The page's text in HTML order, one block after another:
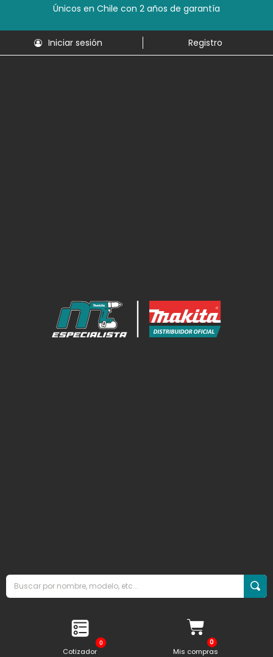
Únicos en Chile con 2 años de garantía
Iniciar sesión Registro
0
Cotizador Mis compras